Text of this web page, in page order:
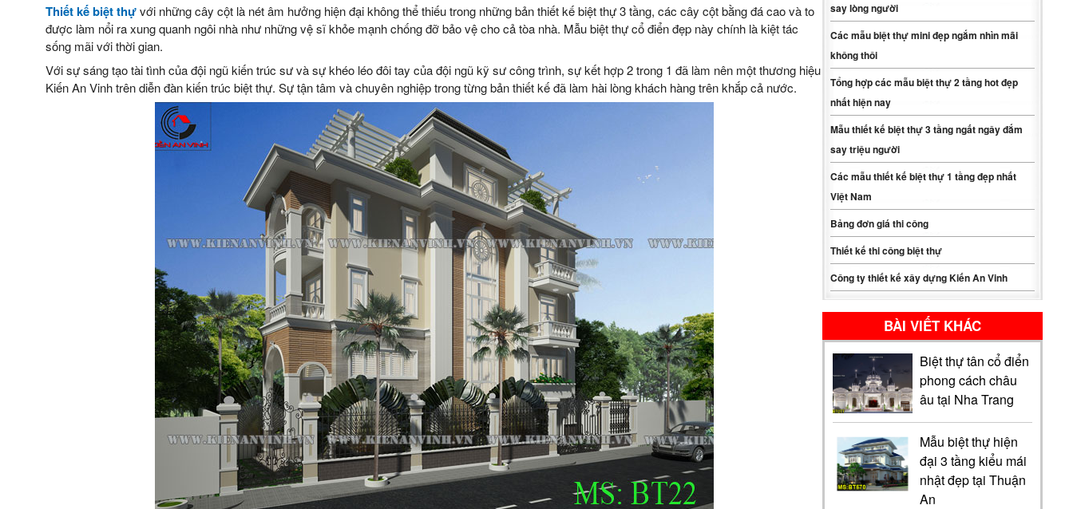
say lòng người
Các mẫu biệt thự mini đẹp ngắm nhìn mãi
không thôi
Tổng hợp các mẫu biệt thự 2 tầng hot đẹp
nhất hiện nay
Mẫu thiết kế biệt thự 3 tầng ngất ngây đắm
say triệu người
Các mẫu thiết kế biệt thự 1 tầng đẹp nhất
Việt Nam
Bảng đơn giá thi công
Thiết kế thi công biệt thự
Công ty thiết kế xây dựng Kiến An Vinh
BÀI VIẾT KHÁC
Biệt thự tân cổ điển
phong cách châu
âu tại Nha Trang
Mẫu biệt thự hiện
đại 3 tầng kiểu mái
nhật đẹp tại Thuận
An
Thiết kế biệt thựvới những cây cột là nét âm hưởng hiện đại không thể thiếu trong những bản thiết kế biệt thự 3 tầng, các cây cột bằng đá cao và to
được làm nổi ra xung quanh ngôi nhà như những vệ sĩ khỏe mạnh chống đỡ bảo vệ cho cả tòa nhà. Mẫu biệt thự cổ điển đẹp này chính là kiệt tác
sống mãi với thời gian.
Với sự sáng tạo tài tình của đội ngũ kiến trúc sư và sự khéo léo đôi tay của đội ngũ kỹ sư công trình, sự kết hợp 2 trong 1 đã làm nên một thương hiệu
Kiến An Vinh trên diễn đàn kiến trúc biệt thự. Sự tận tâm và chuyên nghiệp trong từng bản thiết kế đã làm hài lòng khách hàng trên khắp cả nước.